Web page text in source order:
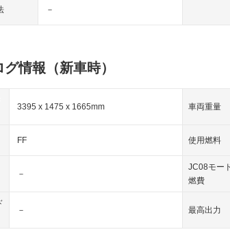
－
グ情報（新車時）
3395 x 1475 x 1665mm 車両重量
FF 使用燃料
－
JC08モー
燃費
－ 最高出力